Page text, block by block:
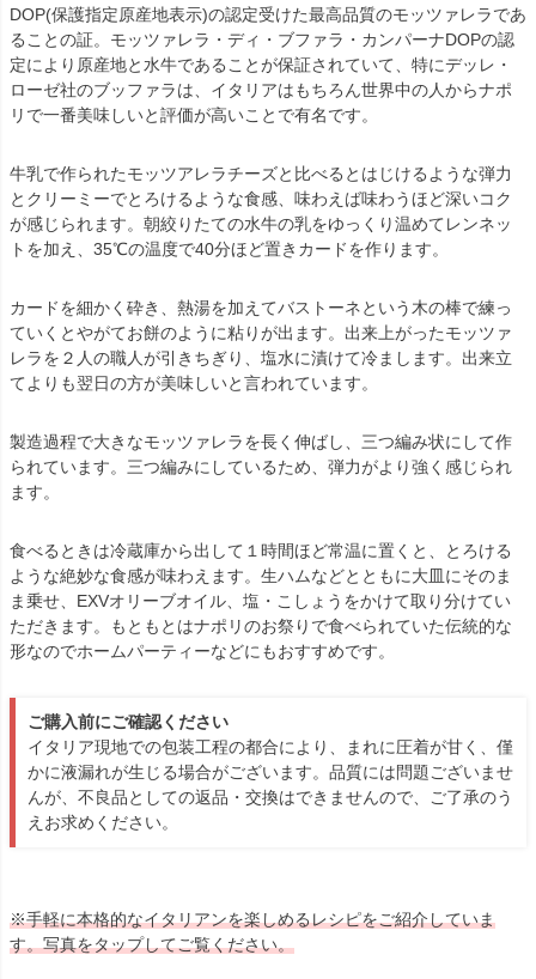
DOP(保護指定原産地表示)の認定受けた最高品質のモッツァレラであ
ることの証。モッツァレラ・ディ・ブファラ・カンパーナDOPの認
定により原産地と水牛であることが保証されていて、特にデッレ・
ローゼ社のブッファラは、イタリアはもちろん世界中の人からナポ
リで一番美味しいと評価が高いことで有名です。
牛乳で作られたモッツアレラチーズと比べるとはじけるような弾力
とクリーミーでとろけるような食感、味わえば味わうほど深いコク
が感じられます。朝絞りたての水牛の乳をゆっくり温めてレンネッ
トを加え、35℃の温度で40分ほど置きカードを作ります。
カードを細かく砕き、熱湯を加えてバストーネという木の棒で練っ
ていくとやがてお餅のように粘りが出ます。出来上がったモッツァ
レラを２人の職人が引きちぎり、塩水に漬けて冷まします。出来立
てよりも翌日の方が美味しいと言われています。
製造過程で大きなモッツァレラを長く伸ばし、三つ編み状にして作
られています。三つ編みにしているため、弾力がより強く感じられ
ます。
食べるときは冷蔵庫から出して１時間ほど常温に置くと、とろける
ような絶妙な食感が味わえます。生ハムなどとともに大皿にそのま
ま乗せ、EXVオリーブオイル、塩・こしょうをかけて取り分けてい
ただきます。もともとはナポリのお祭りで食べられていた伝統的な
形なのでホームパーティーなどにもおすすめです。
ご購入前にご確認ください
イタリア現地での包装工程の都合により、まれに圧着が甘く、僅
かに液漏れが生じる場合がございます。品質には問題ございませ
んが、不良品としての返品・交換はできませんので、ご了承のう
えお求めください。
※手軽に本格的なイタリアンを楽しめるレシピをご紹介していま
す。写真をタップしてご覧ください。